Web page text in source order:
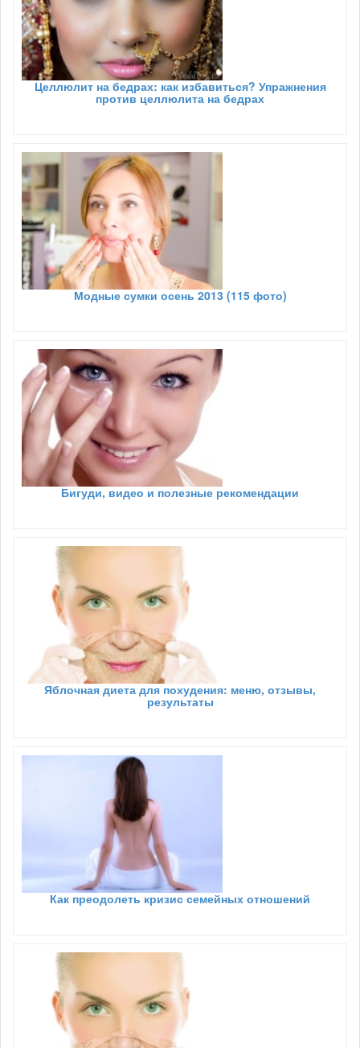
Целлюлит на бедрах: как избавиться? Упражнения
против целлюлита на бедрах
Модные сумки осень 2013 (115 фото)
Бигуди, видео и полезные рекомендации
Яблочная диета для похудения: меню, отзывы,
результаты
Как преодолеть кризис семейных отношений